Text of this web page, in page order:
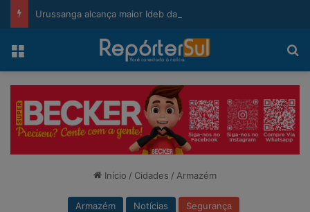
Menu
Início / Cidades / Armazém
Armazém Notícias Segurança